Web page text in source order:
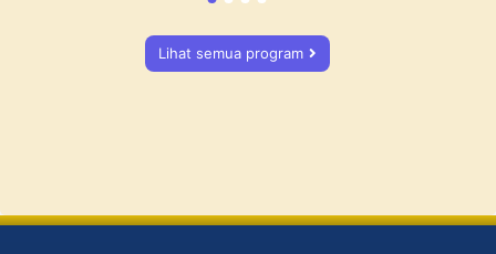
Lihat semua program